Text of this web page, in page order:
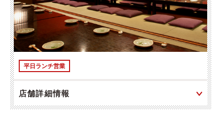
平日ランチ営業
店舗詳細情報